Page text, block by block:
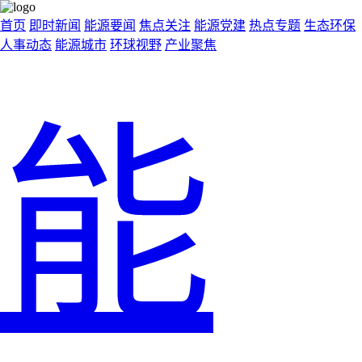
首页 即时新闻 能源要闻 焦点关注 能源党建 热点专题 生态环保
人事动态 能源城市 环球视野 产业聚焦
能